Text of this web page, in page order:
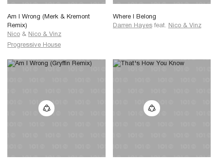
Am I Wrong (Merk & Kremont
Remix)
Nico & Nico & Vinz
Progressive House
Where I Belong
Darren Hayes feat. Nico & Vinz